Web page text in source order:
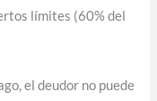
límites (60% del
el deudor no puede